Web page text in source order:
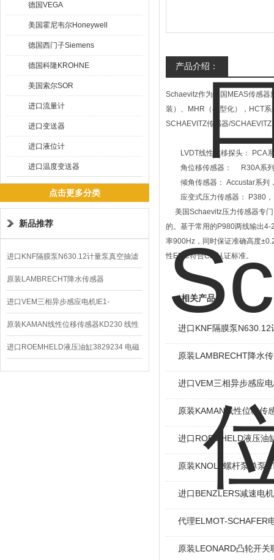
德国VEGA
美国霍尼韦尔Honeywell
德国西门子Siemens
德国科隆KROHNE
美国索尔SOR
进口流量计
进口变送器
进口液位计
进口温度变送器
点击更多分类
新品推荐
进口KNF隔膜泵N630.12计量泵真空抽滤
泵价格
原装LAMBRECHT降水传感器
00.14575.20气象仪
进口VEM三相异步感应电机IE1-
K21R80G4马达
原装KAMAN线性位移传感器KD230 线性
编码器
进口ROEMHELD液压油缸3829234 电磁
阀定位器
产品介绍：
Schaevitz作为美国MEAS传感器
装）、MHR（小型化），HCT
SCHAEVITZ传感器/
LVDT线性位移探头： PCA系
角位移传感器： R30A系列
倾角传感器： Accustar系列
应变式压力传感器： P380，
美国Schaevitz压力传感器专门
的。基于常用的P980两线输出
率900Hz，同时保证准确高度
性EMC符合CE 认证标准。
相关产品
进口KNF隔膜泵
原装LAMBRECHT降水
进口VEM三相异步感应
原装KAMAN线性位移传
进口ROEMHELD液压油
原装KNOLL螺杆泵单泵
进口BENZLERS减速电
代理ELMOT-SCHAFER
原装LEONARD凸轮开关